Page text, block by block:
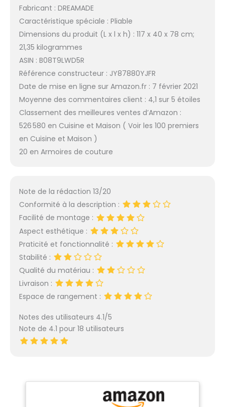
Fabricant : DREAMADE
Caractéristique spéciale : Pliable
Dimensions du produit (L x l x h) : 117 x 40 x 78 cm;
21,35 kilogrammes
ASIN : B08T9LWD5R
Référence constructeur : JY87880YJFR
Date de mise en ligne sur Amazon.fr : 7 février 2021
Moyenne des commentaires client : 4,1 sur 5 étoiles
Classement des meilleures ventes d’Amazon :
526 580 en Cuisine et Maison ( Voir les 100 premiers
en Cuisine et Maison )
20 en Armoires de couture
Note de la rédaction 13/20
Conformité à la description :
Facilité de montage :
Aspect esthétique :
Praticité et fonctionnalité :
Stabilité :
Qualité du matériau :
Livraison :
Espace de rangement :
Notes des utilisateurs 4.1/5
Note de 4.1 pour 18 utilisateurs